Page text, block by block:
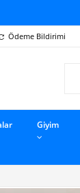
Ödeme Bildirimi
Giyim